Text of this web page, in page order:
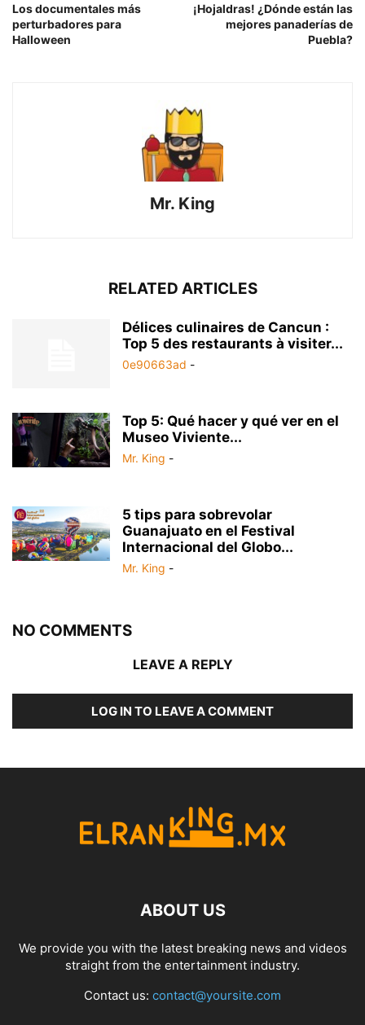
Los documentales más
perturbadores para
Halloween
¡Hojaldras! ¿Dónde están las
mejores panaderías de
Puebla?
Mr. King
RELATED ARTICLES
Délices culinaires de Cancun :
Top 5 des restaurants à visiter...
0e90663ad -
Top 5: Qué hacer y qué ver en el
Museo Viviente...
Mr. King -
5 tips para sobrevolar
Guanajuato en el Festival
Internacional del Globo...
Mr. King -
NO COMMENTS
LEAVE A REPLY
LOG IN TO LEAVE A COMMENT
ABOUT US
We provide you with the latest breaking news and videos
straight from the entertainment industry.
Contact us: contact@yoursite.com